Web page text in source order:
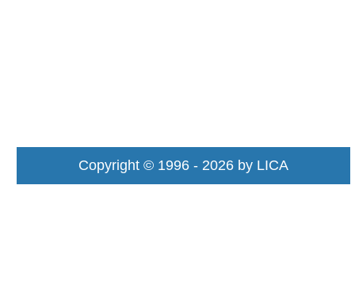
Copyright © 1996 - 2026 by LICA